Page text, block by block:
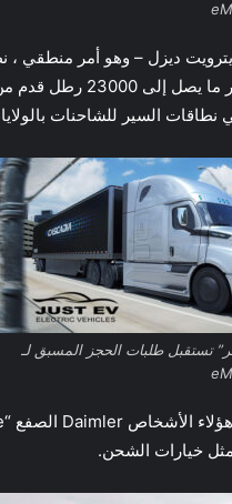
تستقبل طلبات الحجز المسبق لـ
مثل خيارات الشحن.